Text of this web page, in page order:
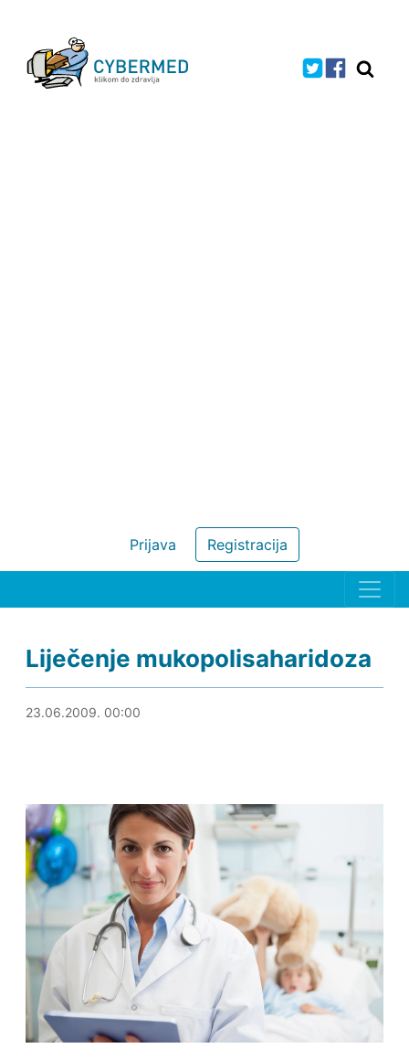
Registracija
Prijava
Liječenje mukopolisaharidoza
21.08.2019. 12:42
23.06.2009. 00:00